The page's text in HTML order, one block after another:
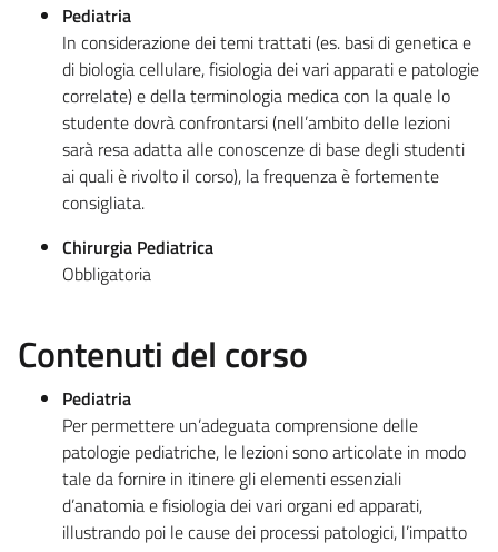
Pediatria
In considerazione dei temi trattati (es. basi di genetica e
di biologia cellulare, fisiologia dei vari apparati e patologie
correlate) e della terminologia medica con la quale lo
studente dovrà confrontarsi (nell’ambito delle lezioni
sarà resa adatta alle conoscenze di base degli studenti
ai quali è rivolto il corso), la frequenza è fortemente
consigliata.
Chirurgia Pediatrica
Obbligatoria
Contenuti del corso
Pediatria
Per permettere un’adeguata comprensione delle
patologie pediatriche, le lezioni sono articolate in modo
tale da fornire in itinere gli elementi essenziali
d’anatomia e fisiologia dei vari organi ed apparati,
illustrando poi le cause dei processi patologici, l’impatto